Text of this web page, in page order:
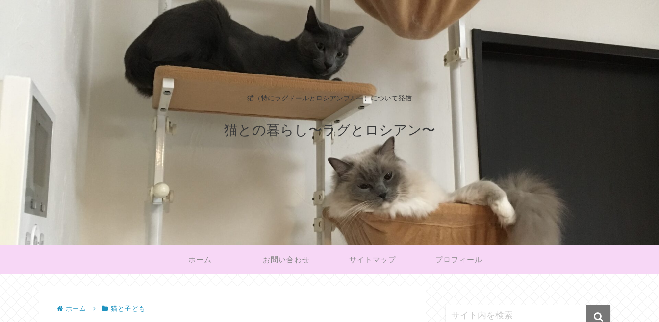
猫（特にラグドールとロシアンブルー）について発信
猫との暮らし〜ラグとロシアン〜
ホーム お問い合わせ サイトマップ プロフィール
ホーム 猫と子ども